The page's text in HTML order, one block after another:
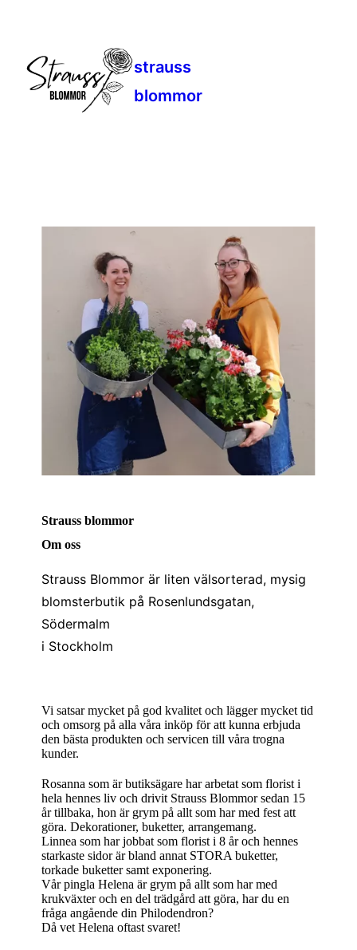
strauss
blommor
Strauss blommor
Om oss
Strauss Blommor är liten välsorterad, mysig
blomsterbutik på Rosenlundsgatan,
Södermalm
i Stockholm
Vi satsar mycket på god kvalitet och lägger mycket tid
och omsorg på alla våra inköp för att kunna erbjuda
den bästa produkten och servicen till våra trogna
kunder.
Rosanna som är butiksägare har arbetat som florist i
hela hennes liv och drivit Strauss Blommor sedan 15
år tillbaka, hon är grym på allt som har med fest att
göra. Dekorationer, buketter, arrangemang.
Linnea som har jobbat som florist i 8 år och hennes
starkaste sidor är bland annat STORA buketter,
torkade buketter samt exponering.
Vår pingla Helena är grym på allt som har med
krukväxter och en del trädgård att göra, har du en
fråga angående din Philodendron?
Då vet Helena oftast svaret!